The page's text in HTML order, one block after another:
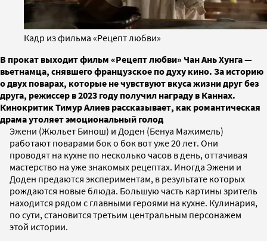
Кадр из фильма «Рецепт любви»
В прокат выходит фильм «Рецепт любви» Чан Ань Хунга —
вьетнамца, снявшего французское по духу кино. За историю
о двух поварах, которые не чувствуют вкуса жизни друг без
друга, режиссер в 2023 году получил награду в Каннах.
Кинокритик Тимур Алиев рассказывает, как романтическая
драма утоляет эмоциональный голод
Эжени (Жюльет Бинош) и Доден (Бенуа Мажимель)
работают поварами бок о бок вот уже 20 лет. Они
проводят на кухне по несколько часов в день, оттачивая
мастерство на уже знакомых рецептах. Иногда Эжени и
Доден предаются экспериментам, в результате которых
рождаются новые блюда. Большую часть картины зритель
находится рядом с главными героями на кухне. Кулинария,
по сути, становится третьим центральным персонажем
этой истории.